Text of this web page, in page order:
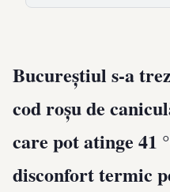
Bucureștiul s-a
cod roșu de
care pot atinge 41
disconfort termic